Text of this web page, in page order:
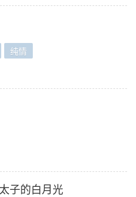
纯情
子的白月光